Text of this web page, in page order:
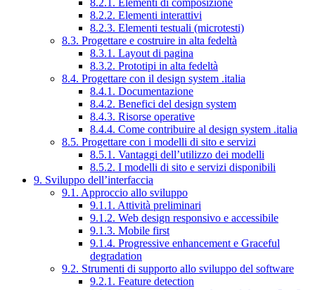
8.2.2. Elementi interattivi
8.2.3. Elementi testuali (microtesti)
8.3. Progettare e costruire in alta fedeltà
8.3.1. Layout di pagina
8.3.2. Prototipi in alta fedeltà
8.4. Progettare con il design system .italia
8.4.1. Documentazione
8.4.2. Benefici del design system
8.4.3. Risorse operative
8.4.4. Come contribuire al design system .italia
8.5. Progettare con i modelli di sito e servizi
8.5.1. Vantaggi dell’utilizzo dei modelli
8.5.2. I modelli di sito e servizi disponibili
9. Sviluppo dell’interfaccia
9.1. Approccio allo sviluppo
9.1.1. Attività preliminari
9.1.2. Web design responsivo e accessibile
9.1.3. Mobile first
9.1.4. Progressive enhancement e Graceful
degradation
9.2. Strumenti di supporto allo sviluppo del software
9.2.1. Feature detection